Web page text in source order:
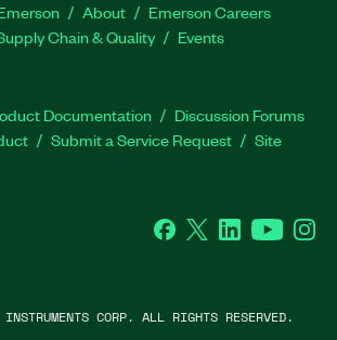
About
Emerson Careers
Chain & Quality Events
Documentation
Discussion Forums
Submit a Service Request
Site
Facebook
Twitter LinkedInYouTube
CORP. ALL RIGHTS RESERVED.